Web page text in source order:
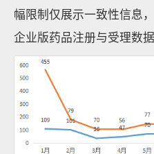
幅限制仅展示一致性信息
企业版药品注册与受理数据